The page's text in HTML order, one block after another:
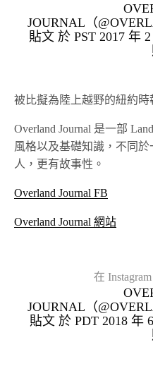
JOURNAL（
貼文 於 PST 2017 年
被比擬為陸上越野的紐約時
Overland Journal 是一部
風格以及基礎知識，不同
人，更有故事性。
Overland Journal FB
Overland Journal 網站
在
JOURNAL（
貼文 於 PDT 2018 年